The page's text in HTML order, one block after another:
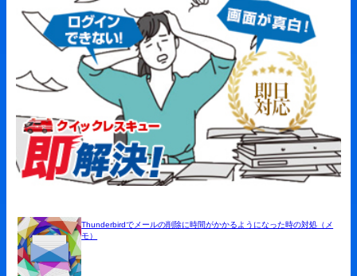
Thunderbirdでメールの削除に時間がかかるようになった時の対処（メ
モ）